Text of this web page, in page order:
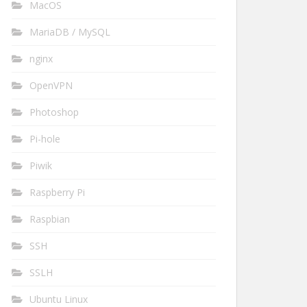
MacOS
MariaDB / MySQL
nginx
OpenVPN
Photoshop
Pi-hole
Piwik
Raspberry Pi
Raspbian
SSH
SSLH
Ubuntu Linux